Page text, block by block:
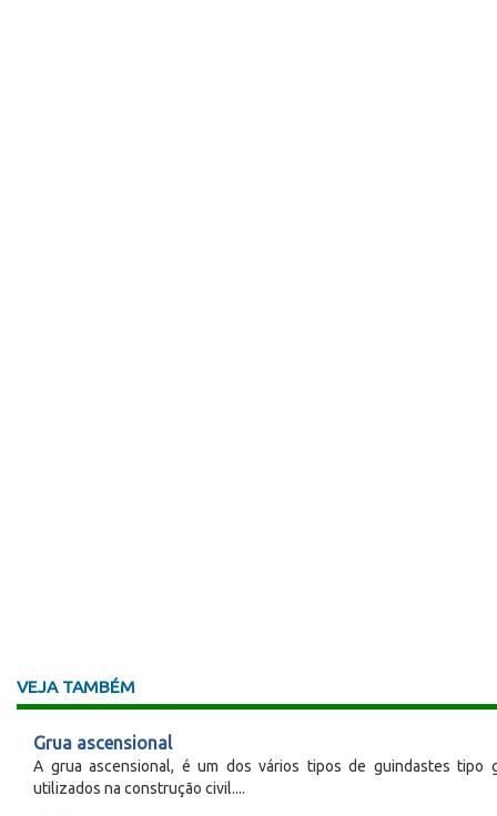
VEJA TAMBÉM
Grua ascensional
A grua ascensional, é um dos vários tipos de guindastes tipo
utilizados na construção civil....